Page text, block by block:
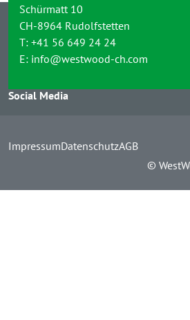
Schürmatt 10
CH-8964 Rudolfstetten
T: +41 56 649 24 24
E: info@westwood-ch.com
Social Media
ImpressumDatenschutzAGB
©